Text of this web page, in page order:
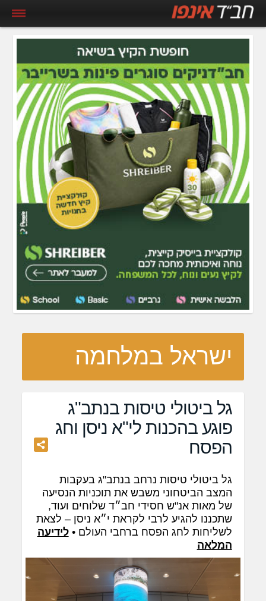
ישראל במלחמה
גל ביטולי טיסות בנתב"ג
פוגע בהכנות לי"א ניסן וחג
הפסח
גל ביטולי טיסות נרחב בנתב"ג בעקבות
המצב הביטחוני משבש את תוכניות הנסיעה
של מאות אנ"ש חסידי חב״ד שלוחים ועוד,
שתכננו להגיע לרבי לקראת י״א ניסן – לצאת
לשליחות לחג הפסח ברחבי העולם •לידיעה
המלאה